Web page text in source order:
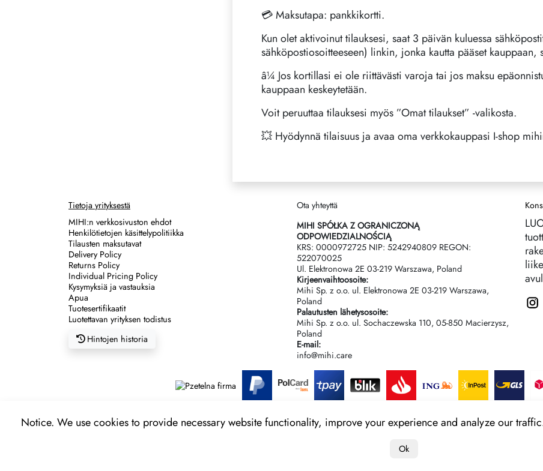
💳 Maksutapa: pankkikortti.
Kun olet aktivoinut tilauksesi, saat 3 päivän kuluessa
sähköpostiosoitteeseen) linkin, jonka kautta pääset kauppaan,
â¼️ Jos kortillasi ei ole riittävästi varoja tai jos maksu
kauppaan keskeytetään.
Voit peruuttaa tilauksesi myös ”Omat tilaukset” -valikosta.
💥 Hyödynnä tilaisuus ja avaa oma verkkokauppasi I-shop
Tietoja yrityksestä
MIHI:n verkkosivuston ehdot
Henkilötietojen käsittelypolitiikka
Tilausten maksutavat
Delivery Policy
Returns Policy
Individual Pricing Policy
Kysymyksiä ja vastauksia
Apua
Tuotesertifikaatit
Luotettavan yrityksen todistus
Hintojen historia
Ota yhteyttä
MIHI SPÓŁKA Z OGRANICZONĄ
ODPOWIEDZIALNOŚCIĄ
KRS: 0000972725 NIP: 5242940809 REGON:
522070025
Ul. Elektronowa 2Е 03-219 Warszawa, Poland
Kirjeenvaihtoosoite:
Mihi Sp. z o.o. ul. Elektronowa 2Е 03-219 Warszawa,
Poland
Palautusten lähetysosoite:
Mihi Sp. z o.o. ul. Sochaczewska 110, 05-850 Macierzysz,
Poland
E-mail:
info@mihi.care
Notice. We use cookies to provide necessary website functionality, improve your experience and analyze our
Ok